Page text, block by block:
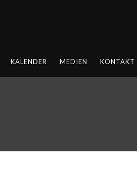
KALENDER MEDIEN KONTAKT